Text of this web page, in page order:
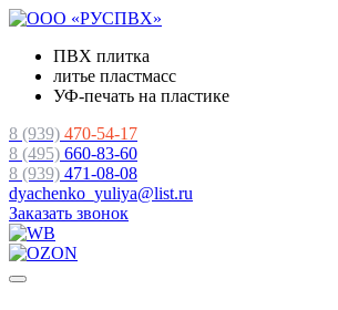
ПВХ плитка
литье пластмасс
УФ-печать на пластике
8 (939) 470-54-17
8 (495) 660-83-60
8 (939) 471-08-08
dyachenko_yuliya@list.ru
Заказать звонок